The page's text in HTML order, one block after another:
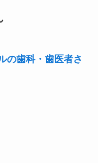
の歯科・歯医者さ